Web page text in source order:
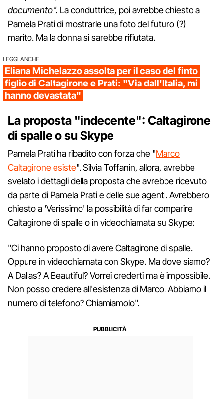
documento". La conduttrice, poi avrebbe chiesto a
Pamela Prati di mostrarle una foto del futuro (?)
marito. Ma la donna si sarebbe rifiutata.
LEGGI ANCHE
Eliana Michelazzo assolta per il caso del finto
figlio di Caltagirone e Prati: "Via dall'Italia, mi
hanno devastata"
La proposta "indecente": Caltagirone
di spalle o su Skype
Pamela Prati ha ribadito con forza che "Marco
Caltagirone esiste". Silvia Toffanin, allora, avrebbe
svelato i dettagli della proposta che avrebbe ricevuto
da parte di Pamela Prati e delle sue agenti. Avrebbero
chiesto a ‘Verissimo' la possibilità di far comparire
Caltagirone di spalle o in videochiamata su Skype:
"Ci hanno proposto di avere Caltagirone di spalle.
Oppure in videochiamata con Skype. Ma dove siamo?
A Dallas? A Beautiful? Vorrei crederti ma è impossibile.
Non posso credere all'esistenza di Marco. Abbiamo il
numero di telefono? Chiamiamolo".